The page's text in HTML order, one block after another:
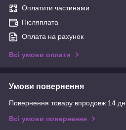
Оплатити частинами
Післяплата
Оплата на рахунок
Всі умови оплати
Умови повернення
Повернення товару впродовж 14
Всі умови повернення